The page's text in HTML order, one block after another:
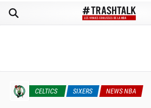
CELTICS SIXERS NEWS NBA